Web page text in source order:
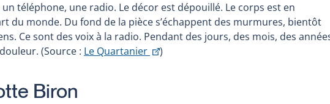
téléphone, une radio. Le décor est dépouillé. Le corps est en
du monde. Du fond de la pièce s’échappent des murmures, bientôt
Ce sont des voix à la radio. Pendant des jours, des mois, des
(Source : Le Quartanier
Ce
)
Biron